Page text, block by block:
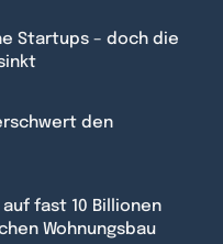
Startups – doch die
den
fast 10 Billionen
Wohnungsbau